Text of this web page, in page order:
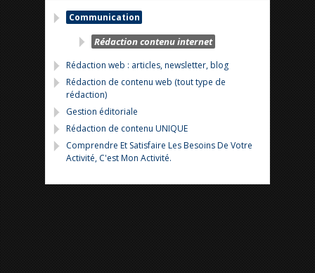
Communication
Rédaction contenu internet
Rédaction web : articles, newsletter, blog
Rédaction de contenu web (tout type de
rédaction)
Gestion éditoriale
Rédaction de contenu UNIQUE
Comprendre Et Satisfaire Les Besoins De Votre
Activité, C'est Mon Activité.